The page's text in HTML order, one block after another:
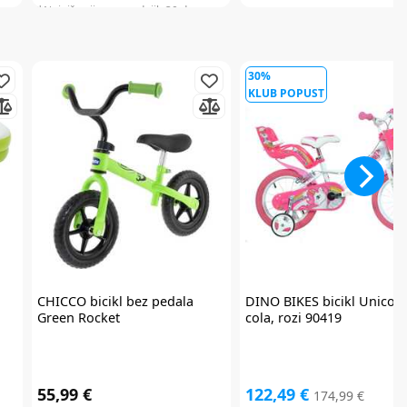
*Najniža cijena u zadnjih 30 dana:
CHICCObicikl bez pedala
Green Rocket
55,99 €
30%
KLUB POPUST
DINO BIKES bicikl
cola, rozi 90419
122,49 € 174,99 €